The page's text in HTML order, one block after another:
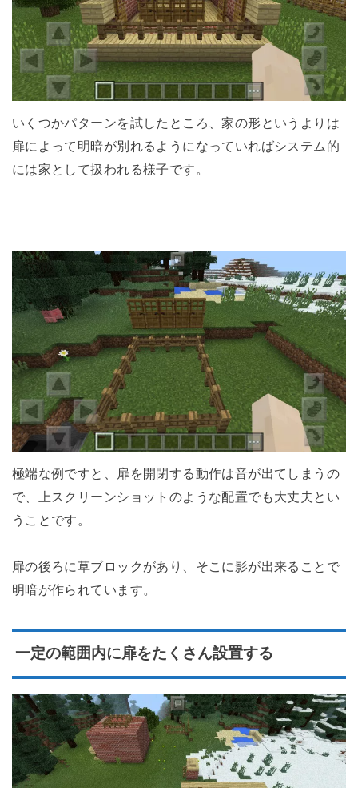
いくつかパターンを試したところ、家の形というよりは
扉によって明暗が別れるようになっていればシステム的
には家として扱われる様子です。
極端な例ですと、扉を開閉する動作は音が出てしまうの
で、上スクリーンショットのような配置でも大丈夫とい
うことです。
扉の後ろに草ブロックがあり、そこに影が出来ることで
明暗が作られています。
一定の範囲内に扉をたくさん設置する